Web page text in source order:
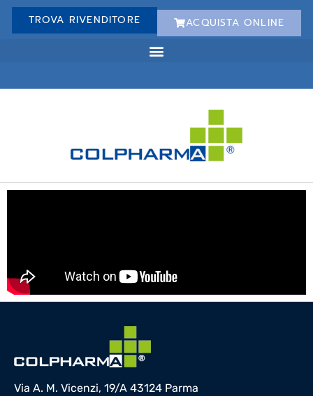
TROVA RIVENDITORE ACQUISTA ONLINE
Via A. M. Vicenzi, 19/A 43124 Parma